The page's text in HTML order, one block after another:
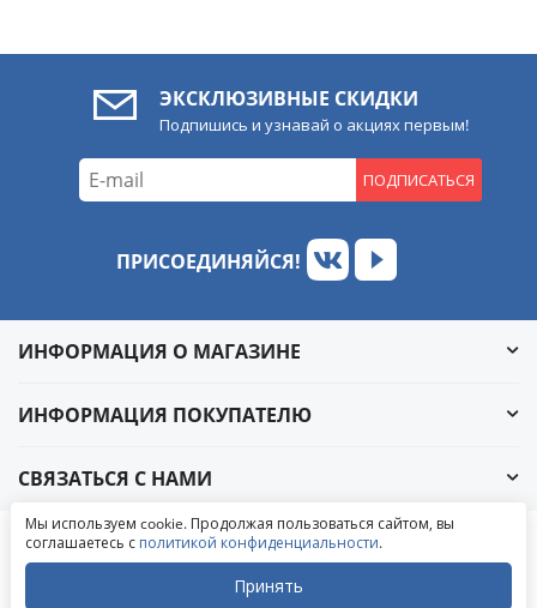
ЭКСКЛЮЗИВНЫЕ СКИДКИ
Подпишись и узнавай о акциях первым!
ПОДПИСАТЬСЯ
ПРИСОЕДИНЯЙСЯ!
ИНФОРМАЦИЯ О МАГАЗИНЕ
ИНФОРМАЦИЯ ПОКУПАТЕЛЮ
СВЯЗАТЬСЯ С НАМИ
© 2004-2026 «УралАвтоСаунд»
Написать в ВКонтакте
Написать в MAX
Мы используем cookie. Продолжая пользоваться сайтом, вы
соглашаетесь с политикой конфиденциальности.
Принять